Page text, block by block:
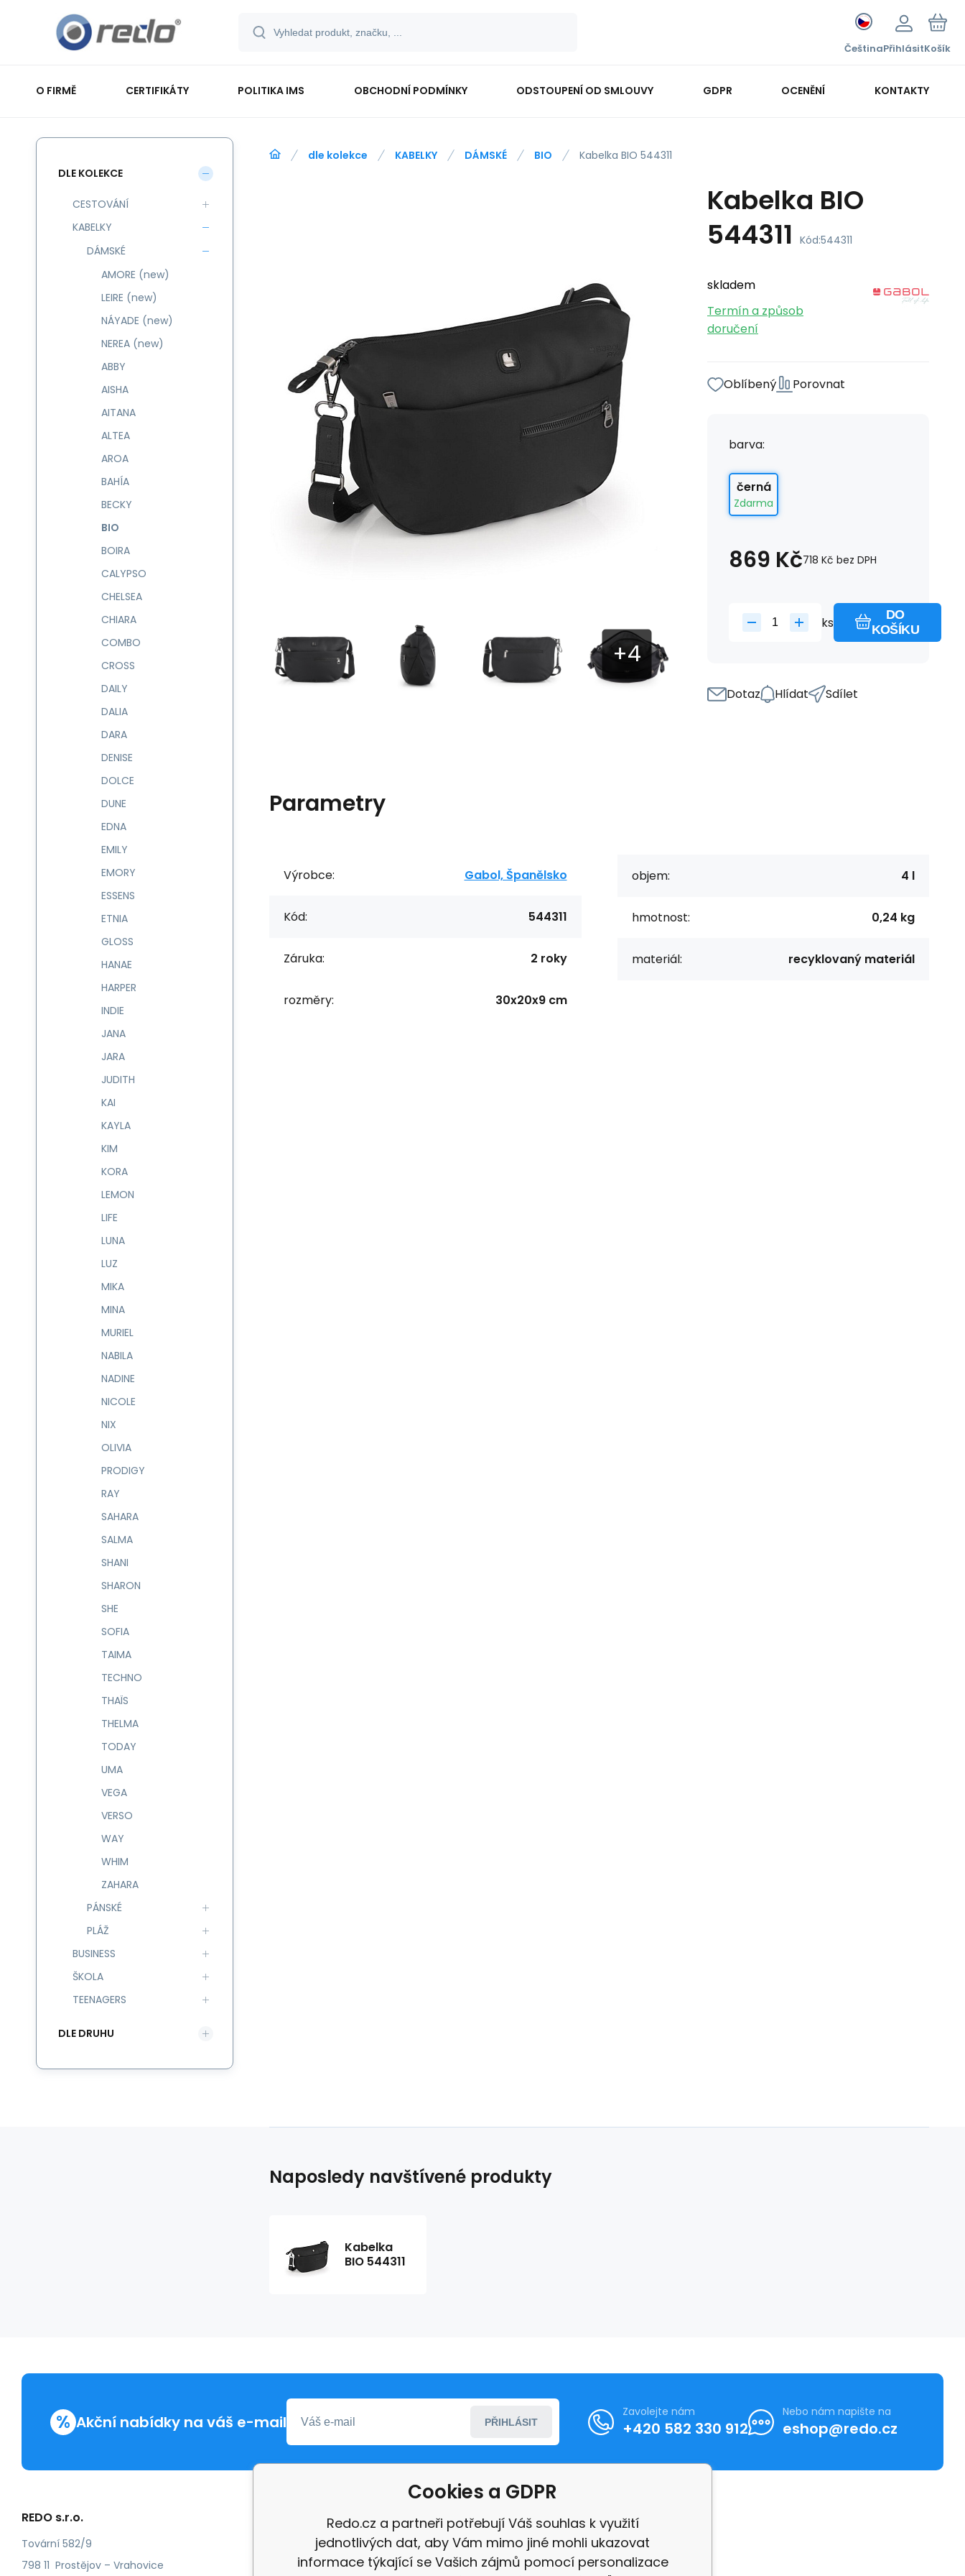
ČeštinaPřihlásitKošík
O FIRMĚ CERTIFIKÁTY POLITIKA IMS OBCHODNÍ PODMÍNKY ODSTOUPENÍ OD SMLOUVY GDPR OCENĚNÍ KONTAKTY
dle kolekce KABELKY DÁMSKÉ BIO Kabelka BIO 544311
Kabelka BIO
544311 Kód:544311
skladem
Termín a způsob
doručení
Oblíbený Porovnat
barva:
černá
Zdarma
869 Kč718 Kč bez DPH
ks
DO
KOŠÍKU
Dotaz Hlídat Sdílet
Parametry
Výrobce: Gabol, Španělsko
Kód: 544311
Záruka: 2 roky
rozměry: 30x20x9 cm
objem: 4 l
hmotnost: 0,24 kg
materiál: recyklovaný materiál
DLE KOLEKCE
CESTOVÁNÍ
KABELKY
DÁMSKÉ
AMORE (new)
LEIRE (new)
NÁYADE (new)
NEREA (new)
ABBY
AISHA
AITANA
ALTEA
AROA
BAHÍA
BECKY
BIO
BOIRA
CALYPSO
CHELSEA
CHIARA
COMBO
CROSS
DAILY
DALIA
DARA
DENISE
DOLCE
DUNE
EDNA
EMILY
EMORY
ESSENS
ETNIA
GLOSS
HANAE
HARPER
INDIE
JANA
JARA
JUDITH
KAI
KAYLA
KIM
KORA
LEMON
LIFE
LUNA
LUZ
MIKA
MINA
MURIEL
NABILA
NADINE
NICOLE
NIX
OLIVIA
PRODIGY
RAY
SAHARA
SALMA
SHANI
SHARON
SHE
SOFIA
TAIMA
TECHNO
THAÏS
THELMA
TODAY
UMA
VEGA
VERSO
WAY
WHIM
ZAHARA
PÁNSKÉ
PLÁŽ
BUSINESS
ŠKOLA
TEENAGERS
DLE DRUHU
Naposledy navštívené produkty
Kabelka
BIO 544311
% Akční nabídky na váš e-mail PŘIHLÁSIT
Zavolejte nám
+420 582 330 912
Nebo nám napište na
eshop@redo.cz
REDO s.r.o.
Tovární 582/9
798 11 Prostějov – Vrahovice
Další informace
Reklamace
Recenze
Cookies a GDPR
Redo.cz a partneři potřebují Váš souhlas k využití
jednotlivých dat, aby Vám mimo jiné mohli ukazovat
informace týkající se Vašich zájmů pomocí personalizace